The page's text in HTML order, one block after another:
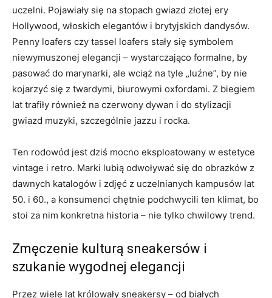
uczelni. Pojawiały się na stopach gwiazd złotej ery
Hollywood, włoskich elegantów i brytyjskich dandysów.
Penny loafers czy tassel loafers stały się symbolem
niewymuszonej elegancji – wystarczająco formalne, by
pasować do marynarki, ale wciąż na tyle „luźne”, by nie
kojarzyć się z twardymi, biurowymi oxfordami. Z biegiem
lat trafiły również na czerwony dywan i do stylizacji
gwiazd muzyki, szczególnie jazzu i rocka.
Ten rodowód jest dziś mocno eksploatowany w estetyce
vintage i retro. Marki lubią odwoływać się do obrazków z
dawnych katalogów i zdjęć z uczelnianych kampusów lat
50. i 60., a konsumenci chętnie podchwycili ten klimat, bo
stoi za nim konkretna historia – nie tylko chwilowy trend.
Zmęczenie kulturą sneakersów i
szukanie wygodnej elegancji
Przez wiele lat królowały sneakersy – od białych